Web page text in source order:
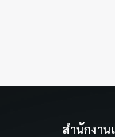
สำนักงา